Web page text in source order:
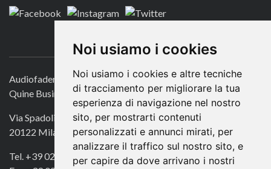
Noi usiamo i cookies
Noi usiamo i cookies e altre tecniche
di tracciamento per migliorare la tua
esperienza di navigazione nel nostro
sito, per mostrarti contenuti
personalizzati e annunci mirati, per
analizzare il traffico sul nostro sito, e
per capire da dove arrivano i nostri
CONTATTACI
Audiofader.com
Quine Business Publisher
Via Spadolini 7
20122 Milano
Tel. +39 02 49756990